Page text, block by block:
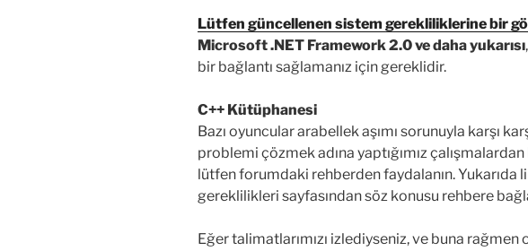
Lütfen güncellenen sistem gerekliliklerine bir
Microsoft .NET Framework 2.0 ve daha yukarısı
bir bağlantı sağlamanız için gereklidir.
C++ Kütüphanesi
Bazı oyuncular arabellek aşımı sorunuyla karşı
problemi çözmek adına yaptığımız
lütfen forumdaki rehberden faydalanın. Yukarıda
gereklilikleri sayfasından söz konusu rehbere
Eğer talimatlarımızı izlediyseniz, ve buna